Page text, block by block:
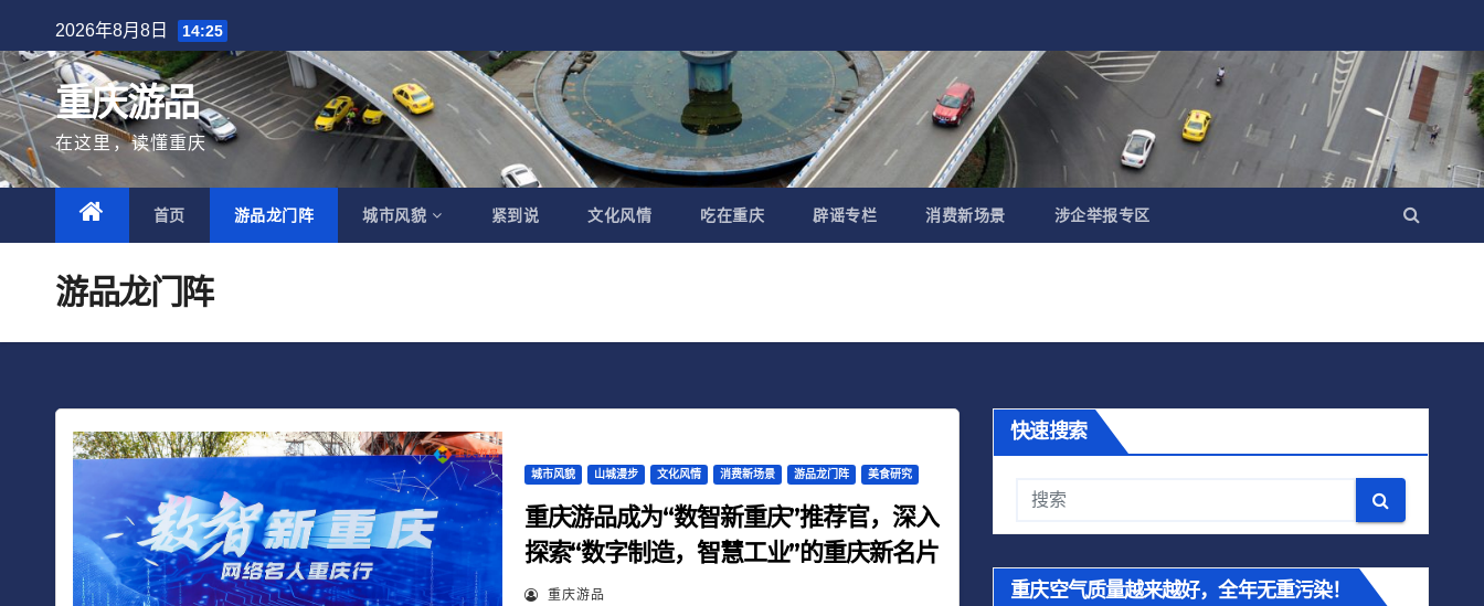
至
内
容
2026年8月8日 14:25
重庆游品
在这里，读懂重庆
首页 游品龙门阵 城市风貌 紧到说 文化风情 吃在重庆 辟谣专栏 消费新场景 涉企举报专区
游品龙门阵
城市风貌 山城漫步 文化风情 消费新场景 游品龙门阵 美食研究
重庆游品成为“数智新重庆”推荐官，深入
探索“数字制造，智慧工业”的重庆新名片
重庆游品
快速搜索
重庆空气质量越来越好，全年无重污染！